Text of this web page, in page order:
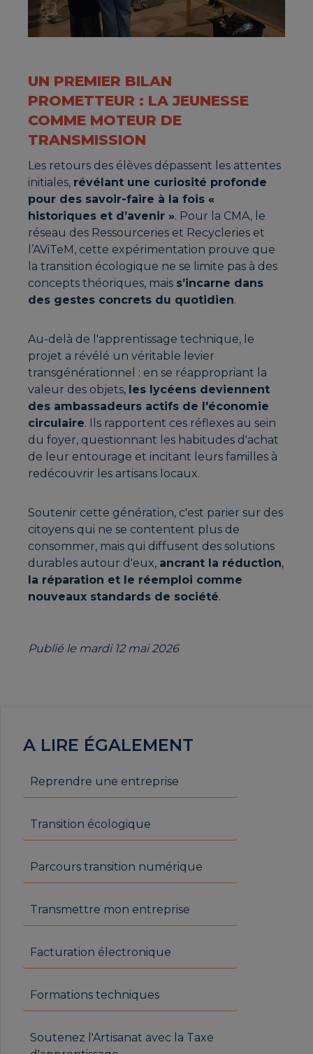
UN PREMIER BILAN
PROMETTEUR : LA JEUNESSE
COMME MOTEUR DE
TRANSMISSION
Les retours des élèves dépassent les attentes
initiales, révélant une curiosité profonde
pour des savoir-faire à la fois «
historiques et d’avenir ». Pour la CMA, le
réseau des Ressourceries et Recycleries et
l’AViTeM, cette expérimentation prouve que
la transition écologique ne se limite pas à des
concepts théoriques, mais s’incarne dans
des gestes concrets du quotidien.
Au-delà de l'apprentissage technique, le
projet a révélé un véritable levier
transgénérationnel : en se réappropriant la
valeur des objets, les lycéens deviennent
des ambassadeurs actifs de l'économie
circulaire. Ils rapportent ces réflexes au sein
du foyer, questionnant les habitudes d'achat
de leur entourage et incitant leurs familles à
redécouvrir les artisans locaux.
Soutenir cette génération, c'est parier sur des
citoyens qui ne se contentent plus de
consommer, mais qui diffusent des solutions
durables autour d'eux, ancrant la réduction,
la réparation et le réemploi comme
nouveaux standards de société.
Publié le mardi 12 mai 2026
A LIRE ÉGALEMENT
Reprendre une entreprise
Transition écologique
Parcours transition numérique
Transmettre mon entreprise
Facturation électronique
Formations techniques
Soutenez l'Artisanat avec la Taxe